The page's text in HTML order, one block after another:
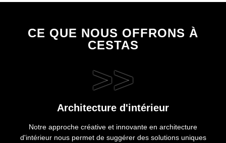
CE QUE NOUS OFFRONS À
CESTAS
>>
Architecture d'intérieur
Notre approche créative et innovante en architecture
d'intérieur nous permet de suggérer des solutions uniques